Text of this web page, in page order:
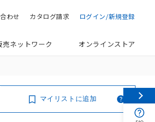
ログイン/新規登録
カタログ請求
わせ
売ネットワーク オンラインストア
マイリストに追加